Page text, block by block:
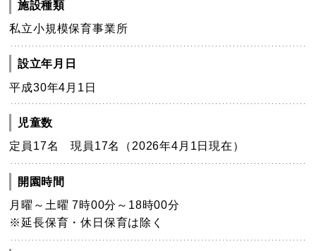
施設種類
私立小規模保育事業所
設立年月日
平成30年4月1日
児童数
定員17名 現員17名（2026年4月1日現在）
開園時間
月曜～土曜 7時00分～18時00分
※延長保育・休日保育は除く